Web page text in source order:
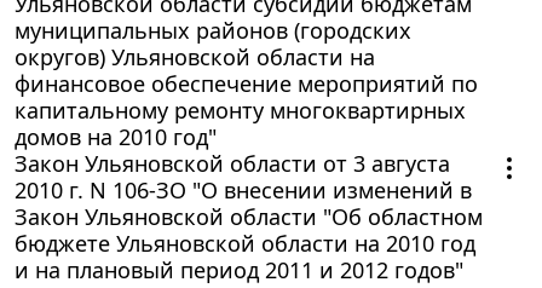
муниципальных районов (городских
округов) Ульяновской области на
финансовое обеспечение мероприятий по
капитальному ремонту многоквартирных
домов на 2010 год"
Закон Ульяновской области от 3 августа
2010 г. N 106-ЗО "О внесении изменений в
Закон Ульяновской области "Об областном
бюджете Ульяновской области на 2010 год
и на плановый период 2011 и 2012 годов"